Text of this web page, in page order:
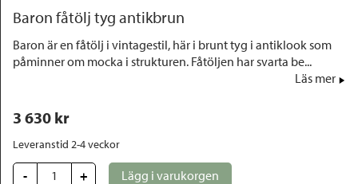
Baron fåtölj tyg antikbrun
Baron är en fåtölj i vintagestil, här i brunt tyg i antiklook som
påminner om mocka i strukturen. Fåtöljen har svarta be...
Läs mer
3 630 kr
Leveranstid 2-4 veckor
- + Lägg i varukorgen